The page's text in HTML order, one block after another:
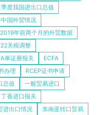
度我国进出口总值
国外贸情况
2019年前两个月的外贸数据
关税调整
单证册报关
ECFA
办理
RCEP证书申请
总值
一般贸易进口
丁香进口报关
进出口情况 东南亚转口贸易